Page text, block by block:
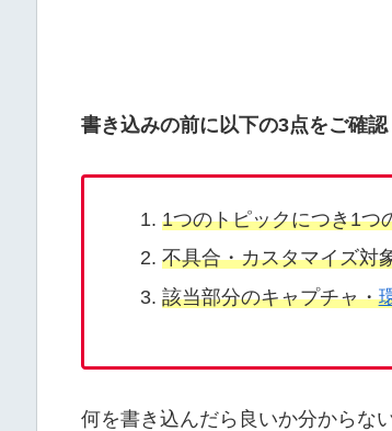
書き込みの前に以下の3点をご確認
1つのトピックにつき1つ
不具合・カスタマイズ対
該当部分のキャプチャ・
何を書き込んだら良いか分からな